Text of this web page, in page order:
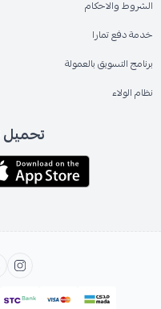
الشروط والاحكام
خدمة دفع تمارا
برنامج التسويق بالعمولة
نظام الولاء
تحميل